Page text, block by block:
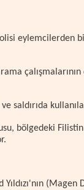
eylemcilerden
saldırıda
bölgedeki
(Magen